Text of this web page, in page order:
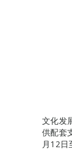
文化发
供配套
月12日